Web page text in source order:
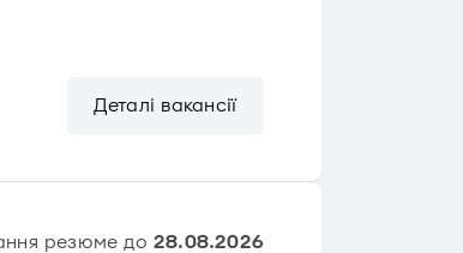
Деталі вакансії
резюме до 28.08.2026